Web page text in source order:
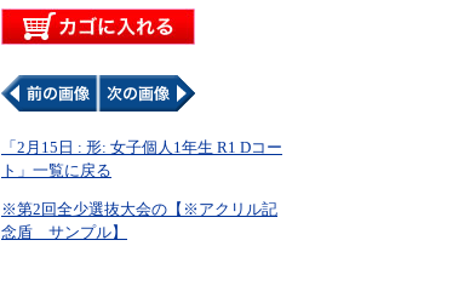
「2月15日 : 形: 女子個人1年生 R1 Dコー
ト」一覧に戻る
※第2回全少選抜大会の【※アクリル記
念盾 サンプル】